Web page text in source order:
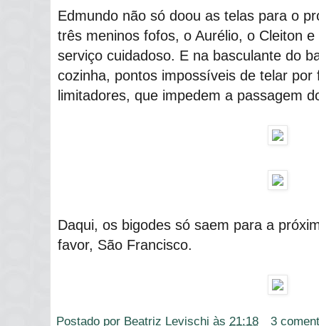
Edmundo não só doou as telas para o
três meninos fofos, o Aurélio, o Cleiton
serviço cuidadoso. E na basculante do
cozinha, pontos impossíveis de telar por
limitadores, que impedem a passagem
Daqui, os bigodes só saem para a
favor, São Francisco.
Postado por Beatriz Levischi às 21:18 3